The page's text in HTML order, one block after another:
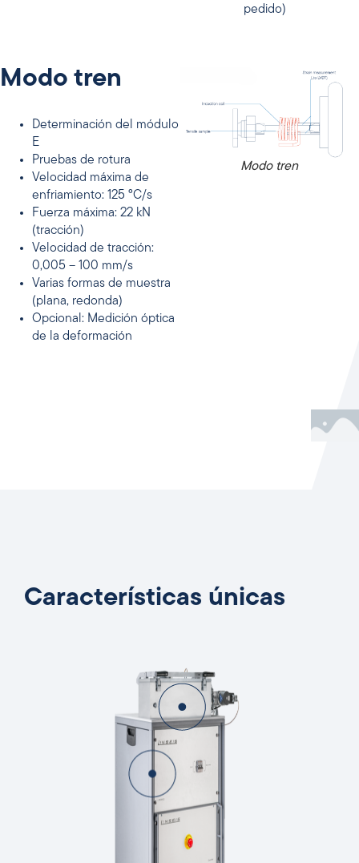
pedido)
Modo tren
Determinación del módulo
E
Pruebas de rotura
Velocidad máxima de
enfriamiento: 125 °C/s
Fuerza máxima: 22 kN
(tracción)
Velocidad de tracción:
0,005 – 100 mm/s
Varias formas de muestra
(plana, redonda)
Opcional: Medición óptica
de la deformación
Modo tren
Características únicas